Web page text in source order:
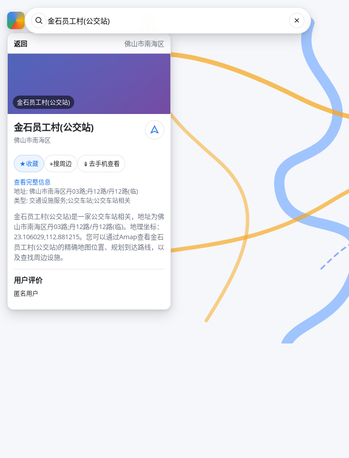
返回 佛山市南海区
金石员工村(公交站)
金石员工村(公交站)
佛山市南海区
★收藏 ⌖搜周边 📱 去手机查看
查看完整信息
地址: 佛山市南海区丹03路;丹12路/丹12路(临)
类型: 交通设施服务;公交车站;公交车站相关
金石员工村(公交站)是一家公交车站相关，地址为佛
山市南海区丹03路;丹12路/丹12路(临)。地理坐标：
23.106029,112.881215。您可以通过Amap查看金石
员工村(公交站)的精确地图位置、规划到达路线，以
及查找周边设施。
用户评价
匿名用户